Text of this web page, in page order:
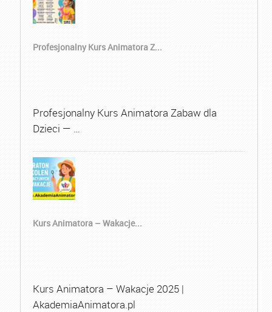
Profesjonalny Kurs Animatora Z...
Profesjonalny Kurs Animatora Zabaw dla
Dzieci — …
Kurs Animatora – Wakacje...
Kurs Animatora – Wakacje 2025 |
AkademiaAnimatora.pl